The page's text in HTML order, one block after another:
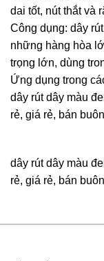
dai tốt, nút thắt và
Công dụng: dây
những hàng hòa
trọng lớn, dùng
Ứng dụng trong
dây rút dây màu
rẻ, giá rẻ, bán
dây rút dây màu
rẻ, giá rẻ, bán